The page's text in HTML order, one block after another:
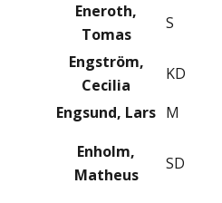
Eneroth,
Tomas
S
Engström,
Cecilia
KD
Engsund, Lars M
Enholm,
Matheus
SD